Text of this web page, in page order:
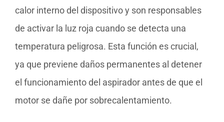
calor interno del dispositivo y son responsables
de activar la luz roja cuando se detecta una
temperatura peligrosa. Esta función es crucial,
ya que previene daños permanentes al detener
el funcionamiento del aspirador antes de que el
motor se dañe por sobrecalentamiento.